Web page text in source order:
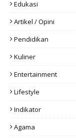
Edukasi
Artikel / Opini
Pendidikan
Kuliner
Entertainment
Lifestyle
Indikator
Agama